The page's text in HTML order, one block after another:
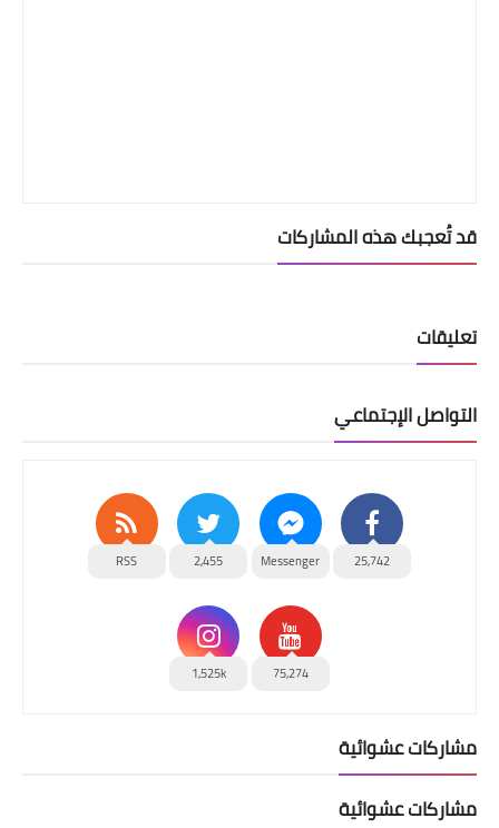
قد تُعجبك هذه المشاركات
تعليقات
التواصل الإجتماعي
25,742
Messenger
2,455
RSS
75,274
1,525k
مشاركات عشوائية
مشاركات عشوائية